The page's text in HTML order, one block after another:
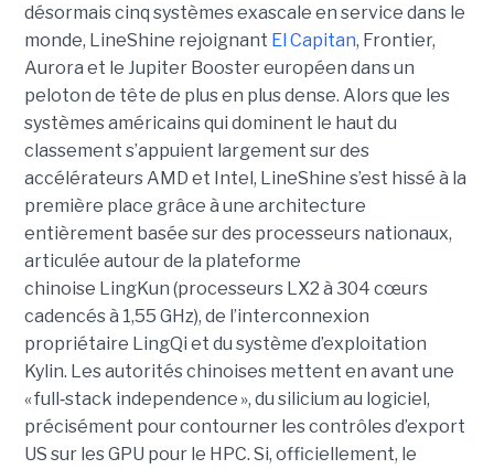
désormais cinq systèmes exascale en service dans le
monde, LineShine rejoignant El Capitan, Frontier,
Aurora et le Jupiter Booster européen dans un
peloton de tête de plus en plus dense. Alors que les
systèmes américains qui dominent le haut du
classement s’appuient largement sur des
accélérateurs AMD et Intel, LineShine s’est hissé à la
première place grâce à une architecture
entièrement basée sur des processeurs nationaux,
articulée autour de la plateforme
chinoise LingKun (processeurs LX2 à 304 cœurs
cadencés à 1,55 GHz), de l’interconnexion
propriétaire LingQi et du système d’exploitation
Kylin. Les autorités chinoises mettent en avant une
« full‑stack independence », du silicium au logiciel,
précisément pour contourner les contrôles d’export
US sur les GPU pour le HPC. Si, officiellement, le